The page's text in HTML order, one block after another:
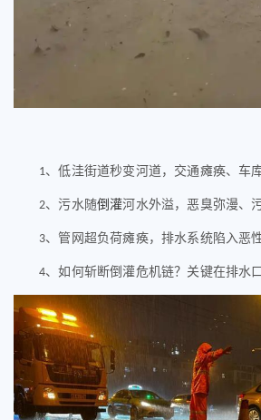
1、低洼街道秒变河道，交通瘫痪、车
2、污水随倒灌河水外溢，恶臭弥漫、
3、管网超负荷瘫痪，排水系统陷入恶
4、如何斩断倒灌危机链？关键在排水